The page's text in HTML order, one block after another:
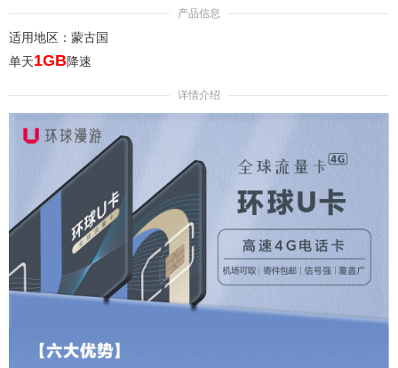
产品信息
适用地区：蒙古国
单天1GB降速
详情介绍